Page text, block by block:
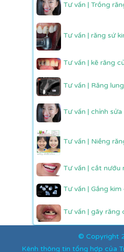
Tư vấn | Trồng
Tư vấn | răng sứ
Tư vấn | kẽ răng
Tư vấn | Răng
Tư vấn | chỉnh
Tư vấn | Niềng
Tư vấn | cắt nướu
Tư vấn | Gắng
Tư vấn | gãy răng
© Copyright
Kênh thông tin tổng hợp của